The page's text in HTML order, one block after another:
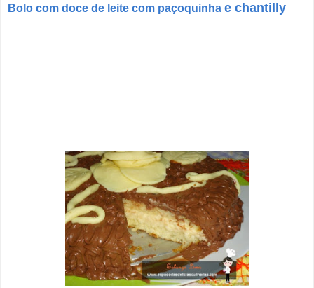
Bolo com doce de leite com paçoquinha e chantilly